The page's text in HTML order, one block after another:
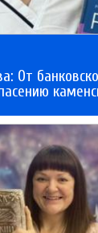
От